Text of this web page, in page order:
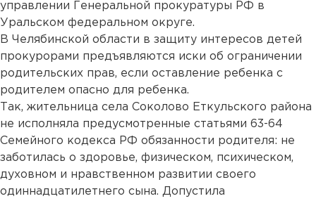
управлении Генеральной прокуратуры РФ в
Уральском федеральном округе.
В Челябинской области в защиту интересов детей
прокурорами предъявляются иски об ограничении
родительских прав, если оставление ребенка с
родителем опасно для ребенка.
Так, жительница села Соколово Еткульского района
не исполняла предусмотренные статьями 63-64
Семейного кодекса РФ обязанности родителя: не
заботилась о здоровье, физическом, психическом,
духовном и нравственном развитии своего
одиннадцатилетнего сына. Допустила